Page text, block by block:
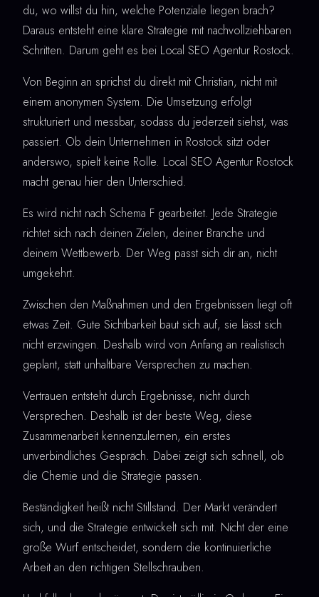
du, wo willst du hin, welche Potenziale liegen brach?
Daraus entsteht eine klare Strategie mit nachvollziehbaren
Schritten. Darum geht es bei Local SEO Agentur Rostock.
Von Beginn an sprichst du direkt mit Christian, nicht mit
einem anonymen System. Die Umsetzung erfolgt
strukturiert und messbar, sodass du jederzeit siehst, was
passiert. Ob dein Unternehmen in Rostock sitzt oder
anderswo, spielt keine Rolle. Local SEO Agentur Rostock
macht genau hier den Unterschied.
Es wird nicht nach Schema F gearbeitet. Jede Strategie
richtet sich nach deinen Zielen, deiner Branche und
deinem Wettbewerb. Der Weg passt sich dir an, nicht
umgekehrt.
Zwischen den Maßnahmen und den Ergebnissen liegt oft
etwas Zeit. Gute Sichtbarkeit baut sich auf, sie lässt sich
nicht erzwingen. Deshalb wird von Anfang an realistisch
geplant, statt unhaltbare Versprechen zu machen.
Vertrauen entsteht durch Ergebnisse, nicht durch
Versprechen. Deshalb ist der beste Weg, diese
Zusammenarbeit kennenzulernen, ein erstes
unverbindliches Gespräch. Dabei zeigt sich schnell, ob
die Chemie und die Strategie passen.
Beständigkeit heißt nicht Stillstand. Der Markt verändert
sich, und die Strategie entwickelt sich mit. Nicht der eine
große Wurf entscheidet, sondern die kontinuierliche
Arbeit an den richtigen Stellschrauben.